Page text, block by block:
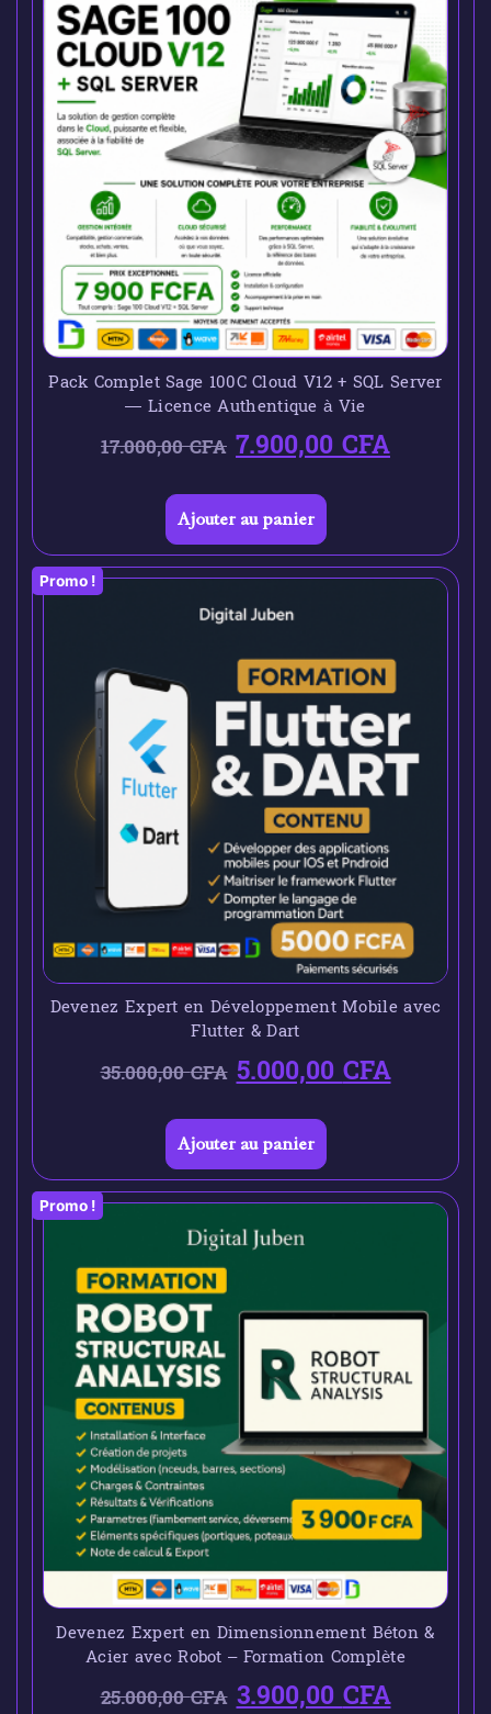
Pack Complet Sage 100C Cloud V12 + SQL Server
— Licence Authentique à Vie
17.000,00CFA 7.900,00CFA
Ajouter au panier
Promo !
Devenez Expert en Développement Mobile avec
Flutter & Dart
35.000,00CFA 5.000,00CFA
Ajouter au panier
Promo !
Devenez Expert en Dimensionnement Béton &
Acier avec Robot – Formation Complète
25.000,00CFA 3.900,00CFA